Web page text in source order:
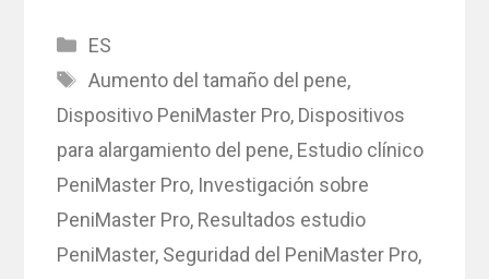
Categories
ES
Tags
Aumento del tamaño del pene,
Dispositivo PeniMaster Pro, Dispositivos
para alargamiento del pene, Estudio clínico
PeniMaster Pro, Investigación sobre
PeniMaster Pro, Resultados estudio
PeniMaster, Seguridad del PeniMaster Pro,